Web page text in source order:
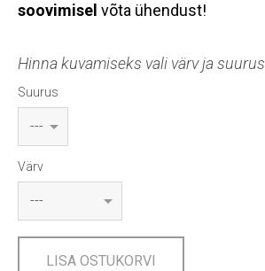
soovimisel võta ühendust!
Hinna kuvamiseks vali värv ja suurus
Suurus
Värv
LISA OSTUKORVI